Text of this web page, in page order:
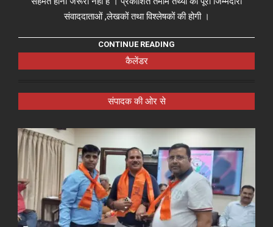
संवाददाताओं ,लेखकों तथा विश्लेषकों की होगी ।
CONTINUE READING
कैलेंडर
संपादक की ओर से